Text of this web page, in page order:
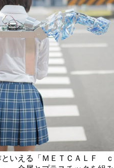
といえる「ＭＥＴＣＡＬＦ ｃ